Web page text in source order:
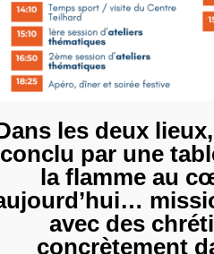
les deux
conclu par une
la flamme au
avec des
concrètement